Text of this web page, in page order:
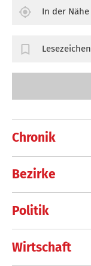
Chronik
Bezirke
Politik
Wirtschaft
In der Nähe
Lesezeichen